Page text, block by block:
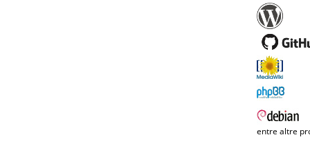
entre altre